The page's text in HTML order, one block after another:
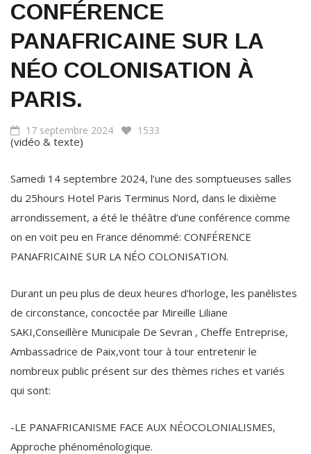
CONFÉRENCE
PANAFRICAINE SUR LA
NÉO COLONISATION À
PARIS.
17 septembre 2024 1533
(vidéo & texte)
Samedi 14 septembre 2024, l’une des somptueuses salles
du 25hours Hotel Paris Terminus Nord, dans le dixième
arrondissement, a été le théâtre d’une conférence comme
on en voit peu en France dénommé: CONFÉRENCE
PANAFRICAINE SUR LA NÉO COLONISATION.
Durant un peu plus de deux heures d’horloge, les panélistes
de circonstance, concoctée par Mireille Liliane
SAKI,Conseillère Municipale De Sevran , Cheffe Entreprise,
Ambassadrice de Paix,vont tour à tour entretenir le
nombreux public présent sur des thèmes riches et variés
qui sont:
-LE PANAFRICANISME FACE AUX NÉOCOLONIALISMES,
Approche phénoménologique.